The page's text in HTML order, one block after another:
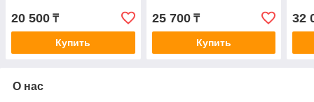
20 500 ₸
Купить
25 700₸
Купить
32
О нас